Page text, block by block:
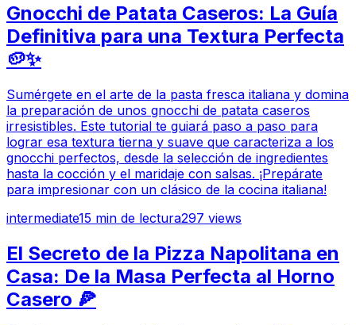
Gnocchi de Patata Caseros: La Guía
Definitiva para una Textura Perfecta
🥔✨
Sumérgete en el arte de la pasta fresca italiana y domina
la preparación de unos gnocchi de patata caseros
irresistibles. Este tutorial te guiará paso a paso para
lograr esa textura tierna y suave que caracteriza a los
gnocchi perfectos, desde la selección de ingredientes
hasta la cocción y el maridaje con salsas. ¡Prepárate
para impresionar con un clásico de la cocina italiana!
intermediate15 min de lectura297 views
El Secreto de la Pizza Napolitana en
Casa: De la Masa Perfecta al Horno
Casero 🍕